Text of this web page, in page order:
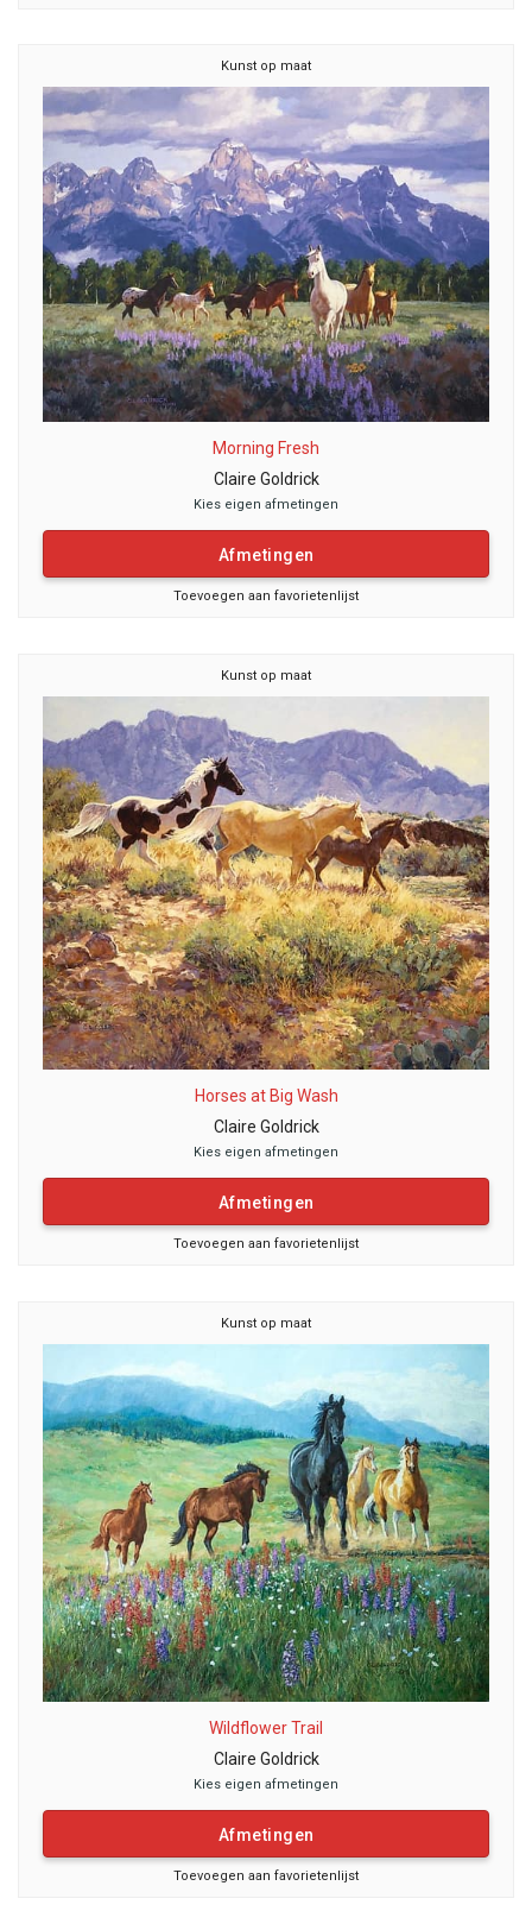
Kunst op maat
Morning Fresh
Claire Goldrick
Kies eigen afmetingen
Afmetingen
Toevoegen aan favorietenlijst
Kunst op maat
Horses at Big Wash
Claire Goldrick
Kies eigen afmetingen
Afmetingen
Toevoegen aan favorietenlijst
Kunst op maat
Wildflower Trail
Claire Goldrick
Kies eigen afmetingen
Afmetingen
Toevoegen aan favorietenlijst